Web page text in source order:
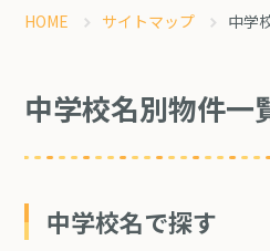
HOME サイトマップ 中学
中学校名別物件一
中学校名で探す